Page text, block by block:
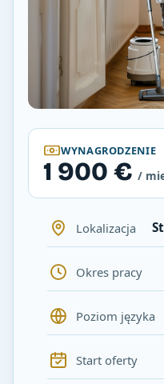
WYNAGRODZENIE
1 900 € /
Lokalizacja
Okres pracy
Poziom języka
Start oferty